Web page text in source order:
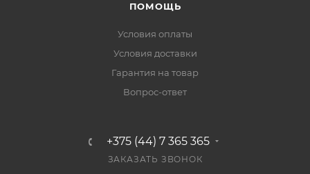
ПОМОЩЬ
Условия оплаты
Условия доставки
Гарантия на товар
Вопрос-ответ
+375 (44) 7 365 365
ЗАКАЗАТЬ ЗВОНОК